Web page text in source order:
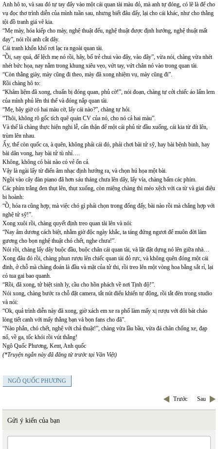
Anh hô to, và sau đó tự tay đẩy vào một cái quan tài màu đỏ, mà anh tự đóng, có lẽ là để cho
vụ đọc thơ trình diễn của mình tuần sau, nhưng biết đâu đấy, lại cho cái khác, như cho thằng
tội đồ tranh giá vẽ kia.
“Mẹ mày, hóa kiếp cho mày, nghệ thuật đểu, nghệ thuật được định hướng, nghệ thuật mất
dạy”, nói rồi anh cắt dây.
Cái tranh khốn khổ rơi lạc ra ngoài quan tài.
“Ồi, say quá, để lệch mẹ nó rồi, hây, bố trẻ chui vào đây, vào đây”, vừa nói, chàng vừa nhét
nhét bức họa, nay nằm trong khung xiêu vẹo, vứt tay, vứt chân nó vào trong quan tài.
“Còn thằng giày, mày cũng đi theo, mày đã xong nhiệm vụ, mày cũng đi”.
Rồi chàng hô to:
“Khâm liệm đã xong, chuẩn bị đóng quan, phủ cờ!”, nói đoạn, chàng tự cởi chiếc áo lấm lem
của mình phủ lên thi thể và đóng nắp quan tài.
“Mẹ, bây giờ có hai màu cờ, lấy cái nào?”, chàng tự hỏi.
“Thôi, không rõ gốc tích quê quán CV của nó, cho nó cả hai màu”.
Và thế là chàng thực hiện nghi lễ, cẩn thận để một cái phủ từ đầu xuống, cái kia từ đít lên,
trùm lên nhau.
Ấy, thế còn quốc ca, à quên, không phải cái đó, phải chơi bài tử sỹ, hay bài bệnh binh, hay
bài dân vong, hay bài tử tù nhỉ….
Không, không có bài nào có vẻ ổn cả.
Vậy là ngài lấy từ điển âm nhạc định hướng ra, và chọn hú họa một bài.
Ngồi vào cây đàn piano đã hơn sáu tháng chưa lên dây, lấy vía, chàng bấm các phím.
Các phím trắng đen thụt lên, thụt xuống, còn miệng chàng thì méo xệch với ca từ và giai điệu
bi hoành:
“Ồ, hóa ra cũng hợp, mà việc chó gì phải chọn trong đống đấy, bài nào rồi mà chẳng hợp với
nghệ tử sỹ!”.
Xong xuôi rồi, chàng quyết định treo quan tài lên và nói:
“Nay âm dương cách biệt, nhằm giờ độc ngày khắc, ta táng đứng ngươi để muôn đời làm
gương cho bọn nghệ thuật chó chết, nghe chưa!”.
Nói rồi, chàng lấy dây buộc đầu, buộc chân cái quan tài, và lật đật dựng nó lên giữa nhà…
Xong đâu đó rồi, chàng phun rượu lên chiếc quan tài đỏ rực, và không quên đóng một cái
đinh, ở chỗ mà chàng đoán là đầu và mặt của tử thi, rồi treo lên một vòng hoa bằng sắt rỉ, lại
có tua gai bao quanh.
“Rồi, đã xong, tử biệt sinh ly, cầu cho hồn phách về nơi Tịnh độ!”.
Nói xong, chàng bước ra chỗ đặt camera, tắt nút điểu khiển tự động, rồi tắt đèn trong studio
và nói:
“Ok, quả trình diễn này đã xong, giờ xách em xe ra phố làm mấy xị rượu với đôi bát cháo
lòng tiết canh với mấy thằng bạn và bọn fans cho đã”.
“Nào phắn, chó chết, nghệ với chả thuật!”, chàng vừa lầu bầu, vừa đá chân chống xe, đạp
nổ, về ga, tốc khói rồi vút thẳng!
Ngô Quốc Phương, Kent, Anh quốc
(*Truyện ngắn này đã đăng từ trước tại Văn Việt)
NGÔ QUỐC PHƯƠNG
Trước Sau
Gửi ý kiến của bạn